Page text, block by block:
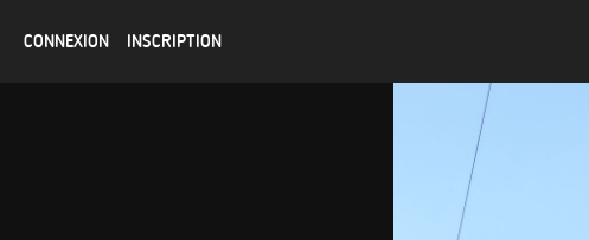
CONNEXION INSCRIPTION